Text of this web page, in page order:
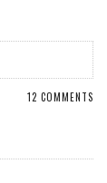
12 COMMENTS